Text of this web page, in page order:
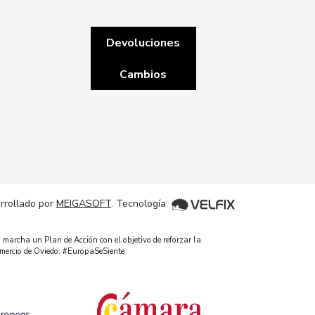
Devoluciones
Cambios
por MEIGASOFT. Tecnología
un Plan de Acción con el objetivo de reforzar la
de Oviedo. #EuropaSeSiente